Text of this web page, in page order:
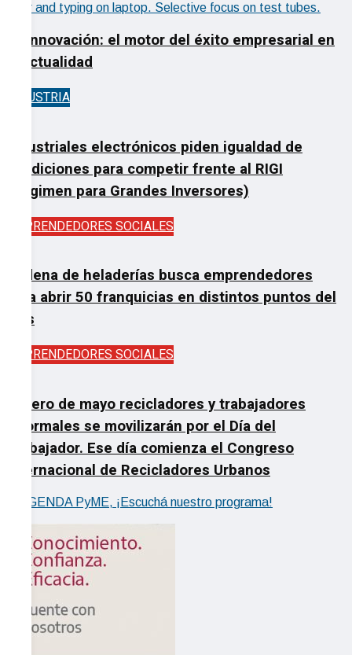
La Innovación: el motor del éxito empresarial en
la actualidad
INDUSTRIA
Industriales electrónicos piden igualdad de
condiciones para competir frente al RIGI
(Régimen para Grandes Inversores)
EMPRENDEDORES SOCIALES
Cadena de heladerías busca emprendedores
para abrir 50 franquicias en distintos puntos del
país
EMPRENDEDORES SOCIALES
El 1ero de mayo recicladores y trabajadores
informales se movilizarán por el Día del
Trabajador. Ese día comienza el Congreso
Internacional de Recicladores Urbanos